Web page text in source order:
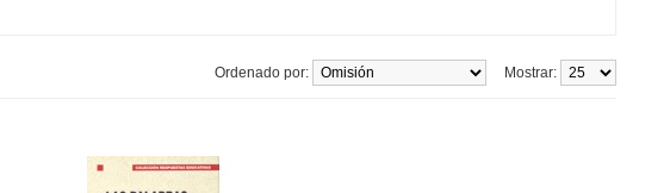
Mostrar:
Ordenado por: